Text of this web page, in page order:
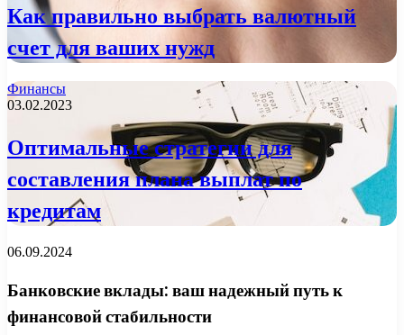
Как правильно выбрать валютный
счет для ваших нужд
Финансы
03.02.2023
Оптимальные стратегии для
составления плана выплат по
кредитам
06.09.2024
Банковские вклады: ваш надежный путь к
финансовой стабильности